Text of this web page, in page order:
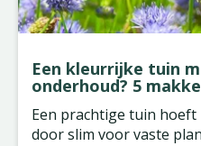
Een kleurrijke tuin
onderhoud? 5
Een prachtige tuin
door slim voor vaste